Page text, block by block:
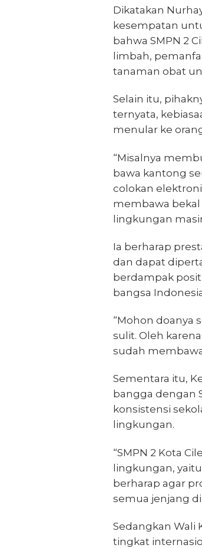
Dikatakan
kesempatan
bahwa SMPN 2
limbah,
tanaman obat
Selain itu,
ternyata,
menular ke
“Misalnya
bawa kantong
colokan
membawa bekal
lingkungan
Ia berharap
dan dapat
berdampak
bangsa
“Mohon doanya
sulit. Oleh
sudah
Sementara itu,
bangga dengan
konsistensi
lingkungan.
“SMPN 2 Kota
lingkungan,
berharap agar
semua jenjang di
Sedangkan Wali
tingkat